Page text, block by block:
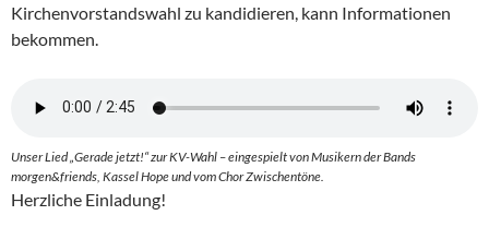
Kirchenvorstandswahl zu kandidieren, kann Informationen
bekommen.
Unser Lied „Gerade jetzt!“ zur KV-Wahl – eingespielt von Musikern der Bands
morgen&friends, Kassel Hope und vom Chor Zwischentöne.
Herzliche Einladung!